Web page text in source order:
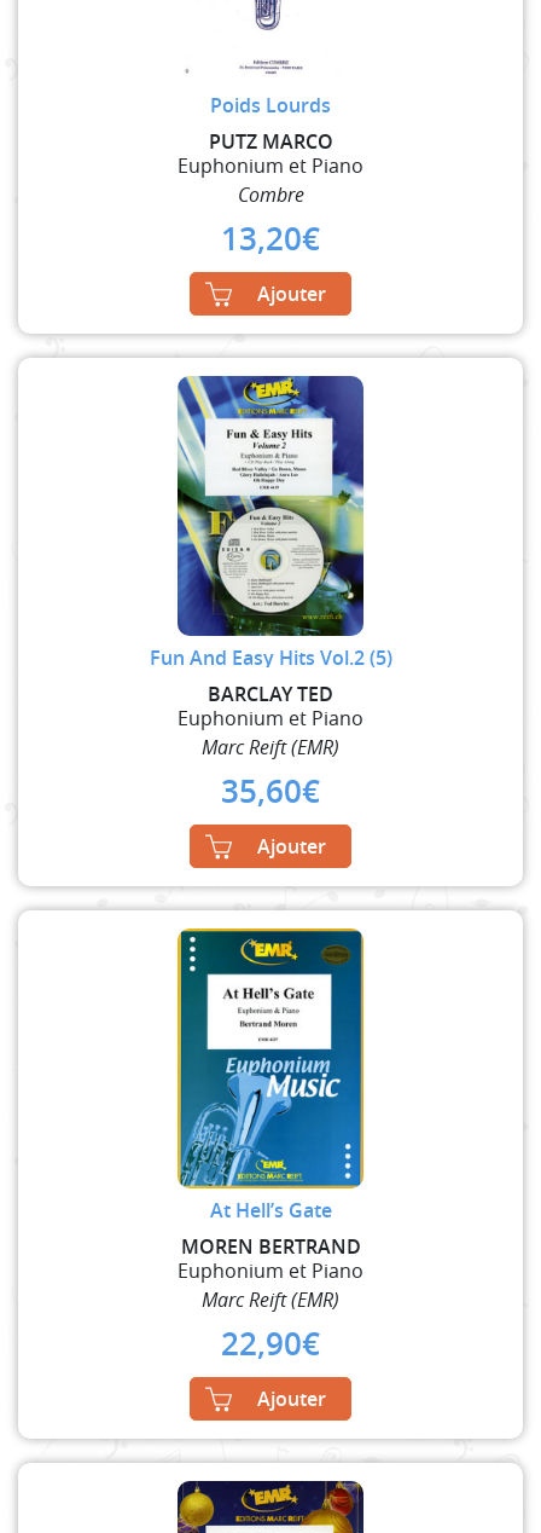
Poids Lourds
PUTZ MARCO
Euphonium et Piano
Combre
13,20€
Ajouter
Fun And Easy Hits Vol.2 (5)
BARCLAY TED
Euphonium et Piano
Marc Reift (EMR)
35,60€
Ajouter
At Hell’s Gate
MOREN BERTRAND
Euphonium et Piano
Marc Reift (EMR)
22,90€
Ajouter